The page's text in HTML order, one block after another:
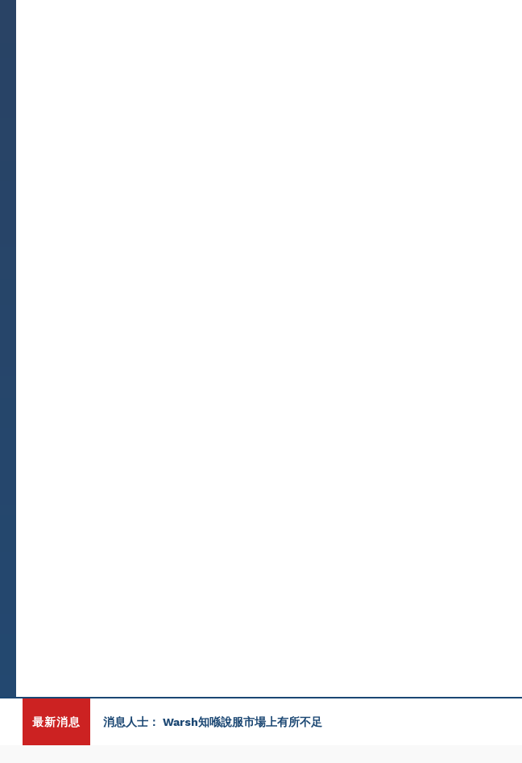
最新消息 消息人士： Warsh知喺說服市場上有所不足